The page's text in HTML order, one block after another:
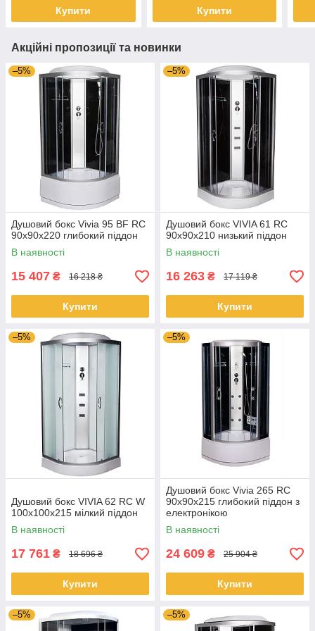
Купити Купити
Акційні пропозиції та новинки
–5%
Душовий бокс Vivia 95 BF RC
90х90х220 глибокий піддон
В наявності
15 407 ₴ 16 218 ₴
Купити
–5%
Душовий бокс VIVIA 61 RC
90x90x210 низький піддон
В наявності
16 263 ₴ 17 119 ₴
Купити
–5%
Душовий бокс VIVIA 62 RC W
100x100x215 мілкий піддон
В наявності
17 761 ₴ 18 696 ₴
Купити
–5%
Душовий бокс Vivia 265 RC
90х90х215 глибокий піддон з
електронікою
(радіо,світло,витяжка)
В наявності
24 609 ₴ 25 904 ₴
Купити
–5% –5%